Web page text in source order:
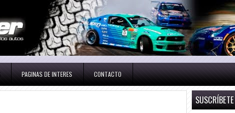
PAGINAS DE INTERES CONTACTO